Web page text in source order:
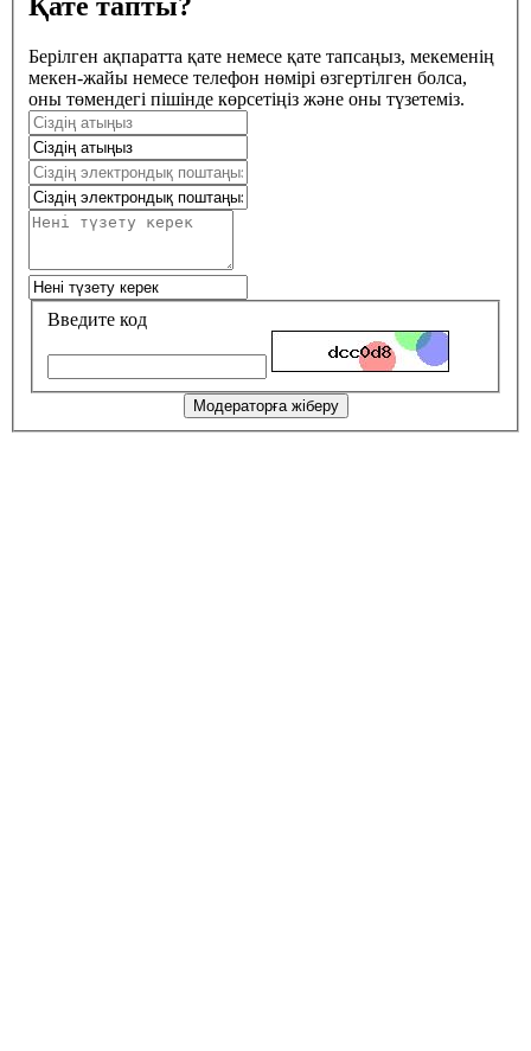
Берілген ақпаратта қате немесе қате тапсаңыз, мекеменің
мекен-жайы немесе телефон нөмірі өзгертілген болса,
оны төмендегі пішінде көрсетіңіз және оны түзетеміз.
Введите код
Модераторға жіберу